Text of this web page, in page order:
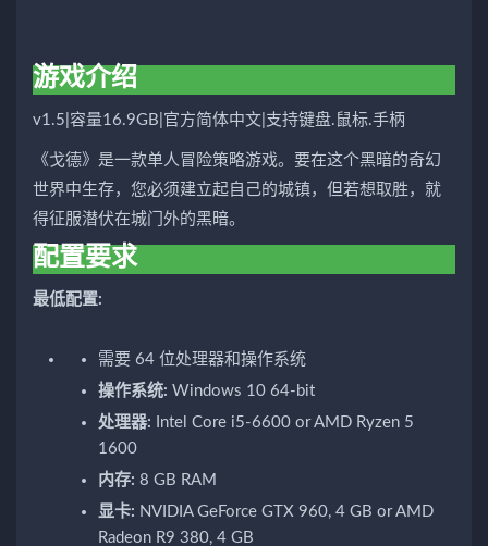
游戏介绍
v1.5|容量16.9GB|官方简体中文|支持键盘.鼠标.手柄
《戈德》是一款单人冒险策略游戏。要在这个黑暗的奇幻
世界中生存，您必须建立起自己的城镇，但若想取胜，就
得征服潜伏在城门外的黑暗。
配置要求
最低配置:
需要 64 位处理器和操作系统
操作系统: Windows 10 64-bit
处理器: Intel Core i5-6600 or AMD Ryzen 5
1600
内存: 8 GB RAM
显卡: NVIDIA GeForce GTX 960, 4 GB or AMD
Radeon R9 380, 4 GB